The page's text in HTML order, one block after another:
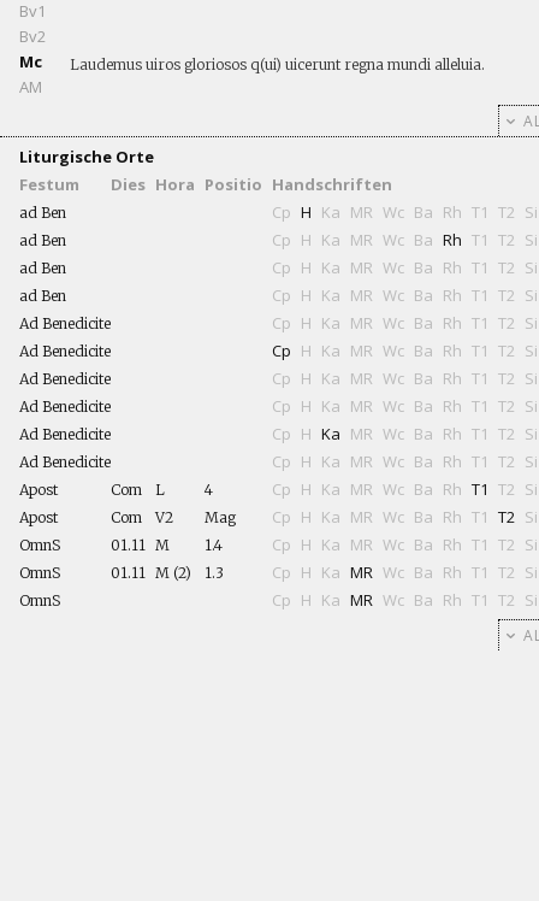
Bv1
Bv2
Mc
Laudemus uiros gloriosos q(ui) uicerunt regna mundi alleluia.
AM
Liturgische Orte
Festum
Dies Hora Positio Handschriften
ad Ben Cp H Ka MR Wc Ba Rh T1 T2 Si
ad Ben Cp H Ka MR Wc Ba Rh T1 T2 Si
ad Ben Cp H Ka MR Wc Ba Rh T1 T2 Si
ad Ben Cp H Ka MR Wc Ba Rh T1 T2 Si
Ad Benedicite Cp H Ka MR Wc Ba Rh T1 T2 Si
Ad Benedicite Cp H Ka MR Wc Ba Rh T1 T2 Si
Ad Benedicite Cp H Ka MR Wc Ba Rh T1 T2 Si
Ad Benedicite Cp H Ka MR Wc Ba Rh T1 T2 Si
Ad Benedicite Cp H Ka MR Wc Ba Rh T1 T2 Si
Ad Benedicite Cp H Ka MR Wc Ba Rh T1 T2 Si
Apost Com L 4 Cp H Ka MR Wc Ba Rh T1 T2 Si
Apost Com V2 Mag Cp H Ka MR Wc Ba Rh T1 T2 Si
OmnS 01.11 M 1.4 Cp H Ka MR Wc Ba Rh T1 T2 Si
OmnS 01.11 M (2) 1.3 Cp H Ka MR Wc Ba Rh T1 T2 Si
OmnS Cp H Ka MR Wc Ba Rh T1 T2 Si